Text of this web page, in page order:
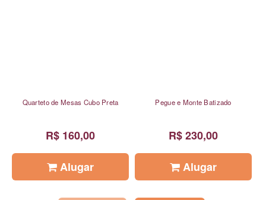
Quarteto de Mesas Cubo Preta
R$ 160,00
Alugar
Pegue e Monte Batizado
R$ 230,00
Alugar